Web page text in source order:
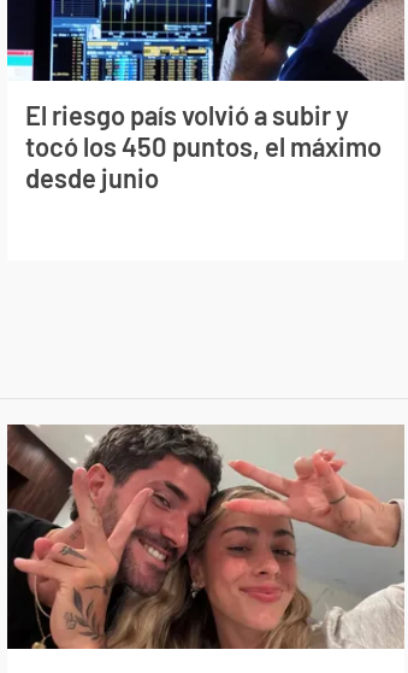
El riesgo país volvió a subir y
tocó los 450 puntos, el máximo
desde junio